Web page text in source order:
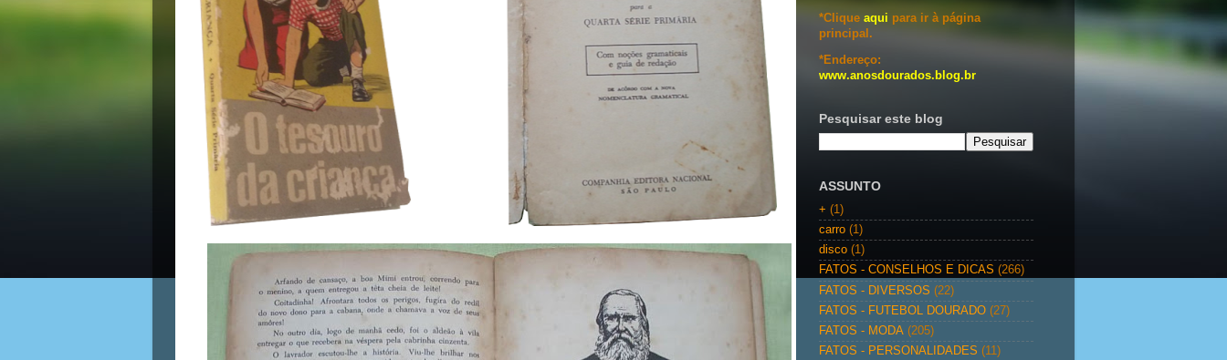
*Clique aqui para ir à página
principal.
*Endereço:
www.anosdourados.blog.br
Pesquisar este blog
ASSUNTO
+ (1)
carro (1)
disco (1)
FATOS - CONSELHOS E DICAS (266)
FATOS - DIVERSOS (22)
FATOS - FUTEBOL DOURADO (27)
FATOS - MODA (205)
FATOS - PERSONALIDADES (11)